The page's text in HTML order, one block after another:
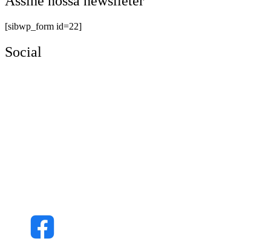
[sibwp_form id=22]
Social